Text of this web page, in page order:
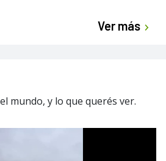
Ver más
mundo, y lo que querés ver.